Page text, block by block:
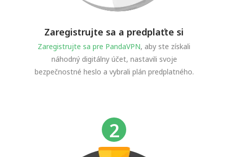
Zaregistrujte sa a predplaťte si
Zaregistrujte sa pre PandaVPN, aby ste získali
náhodný digitálny účet, nastavili svoje
bezpečnostné heslo a vybrali plán predplatného.